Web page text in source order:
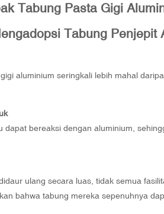
Tabung Penjepit
aluminium seringkali lebih mahal
dapat bereaksi dengan aluminium,
ulang secara luas, tidak semua
bahwa tabung mereka sepenuhnya